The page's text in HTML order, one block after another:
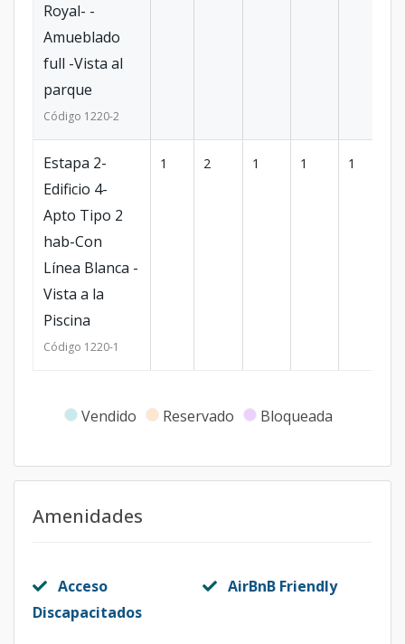
Royal- -
Amueblado
full -Vista al
parque
Código 1220-2
Estapa 2-
Edificio 4-
Apto Tipo 2
hab-Con
Línea Blanca -
Vista a la
Piscina
Código 1220-1
1 2 1 1 1
Vendido Reservado Bloqueada
Amenidades
Acceso
Discapacitados
AirBnB Friendly